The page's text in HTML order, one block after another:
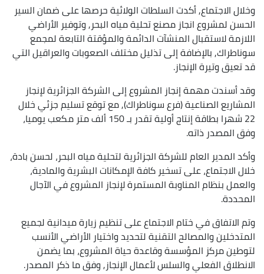
وخلال الاجتماع, أكدت السلطات الولائية حرصها على ضمان السير
الحسن لمشروع انجاز مصنع تحلية مياه البحر, وتوفير الأراضي
اللازمة لاستقبال المنشآت الدائمة والمؤقتة التابعة لمجمع
سوناطراك, بالإضافة إلى تذليل مختلف الصعوبات والعراقيل التي
قد تعيق وتيرة الإنجاز.
وقد أسندت مهمة إنجاز المشروع إلى الشركة الجزائرية لإنجاز
المشاريع الصناعية (فرع سوناطراك), مع توقع تسليم جزئي خلال
22 شهرا بطاقة إنتاج أولية تقدر بـ 150 ألف متر مكعب يوميا،
وفق المصدر ذاته.
وأكد المدير العام للشركة الجزائرية لتحلية مياه البحر، لحسن بادة،
خلال الاجتماع، على تسخير كافة الإمكانات البشرية والمادية،
والعمل بنظام المناوبة المستمرة لإنجاز المشروع في الآجال
المحددة.
وتم الاتفاق في ختام الاجتماع على تنظيم زيارة ميدانية لجميع
المتدخلين والمصالح التقنية لتحديد واختيار الأراضي الأنسب
لتوطين مركز المؤسسة وقاعدة حياة المشروع، بما يضمن
الانطلاق الفعلي والسلس لأعمال الإنجاز, وفق ما ذكر المصدر.